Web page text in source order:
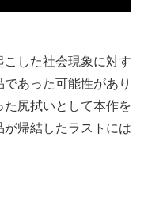
した社会現象に対す
あった可能性があり
た尻拭いとして本作を
が帰結したラストには